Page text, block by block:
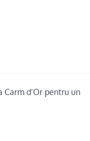
d’Or pentru un